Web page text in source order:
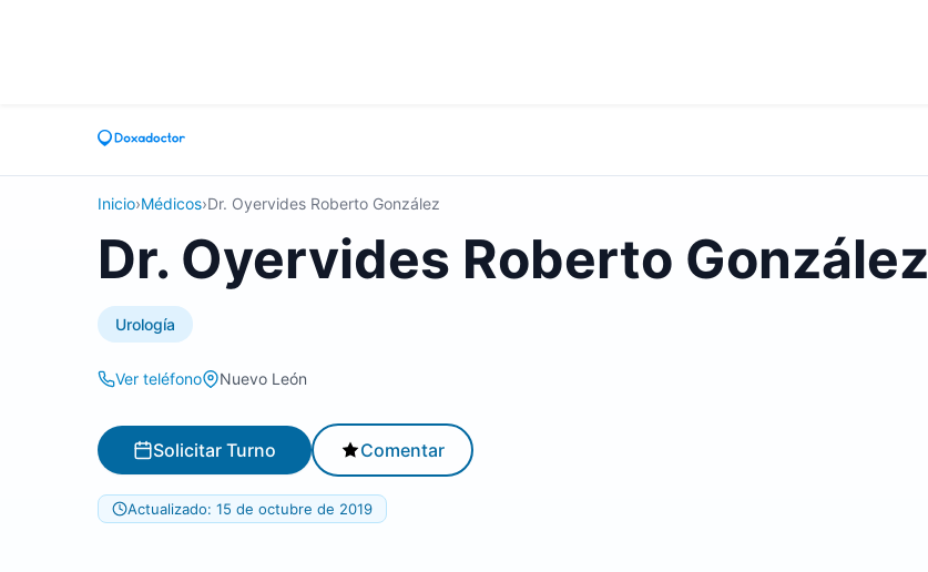
Inicio›Médicos›Dr. Oyervides Roberto González
Dr. Oyervides Roberto González
Urología
Ver teléfono Nuevo León
Solicitar Turno Comentar
Actualizado: 15 de octubre de 2019